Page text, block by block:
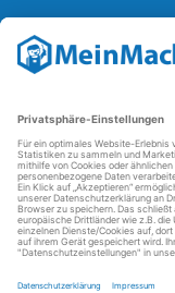
Reparatur
Mit derReparatur-
Reparaturbedingungen
reparierenden Betriebe
Deutschland.
Weitere
FAQ - häufig
Partner werden
Über uns